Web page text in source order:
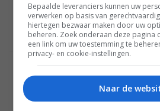
Reageren
Mooie TV, volg PhilipsTV en
Bepaalde leveranciers kunnen uw
verwerken op basis van
hiertegen bezwaar maken door uw
beheren. Zoek onderaan deze pagina
een link om uw toestemming te
privacy- en cookie-instellingen.
Naar de